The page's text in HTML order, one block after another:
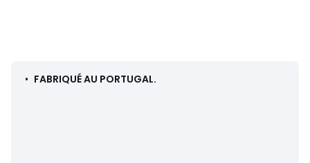
(trimethoxysilyl)propyl]ammonium. (CAS-27668-52-6)
• FABRIQUÉ AU PORTUGAL.